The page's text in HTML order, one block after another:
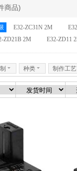
商品)
E32-ZC31N 2M
ZD21B 2M
E32-ZD11
6 种类 6 制作工艺